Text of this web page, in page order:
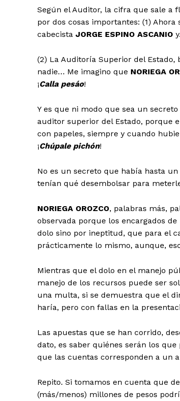
Según el Auditor, la cifra que sale a
por dos cosas importantes: (1)
cabecista JORGE ESPINO ASCANIO
(2) La Auditoría Superior del Estado,
nadie… Me imagino que NORIEGA
¡Calla pesáo!
Y es que ni modo que sea un
auditor superior del Estado, porque
con papeles, siempre y cuando
¡Chúpale pichón!
No es un secreto que había hasta
tenían qué desembolsar para
NORIEGA OROZCO, palabras más,
observada porque los encargados
dolo sino por ineptitud, que para el
prácticamente lo mismo, aunque,
Mientras que el dolo en el manejo
manejo de los recursos puede ser
una multa, si se demuestra que el
haría, pero con fallas en la
Las apuestas que se han corrido,
dato, es saber quiénes serán los
que las cuentas corresponden a un
Repito. Si tomamos en cuenta que
(más/menos) millones de pesos